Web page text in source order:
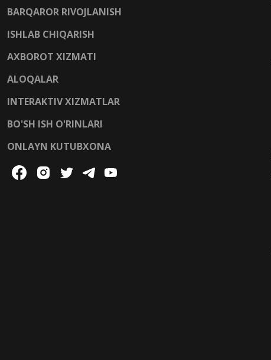
BARQAROR RIVOJLANISH
ISHLAB CHIQARISH
AXBOROT XIZMATI
ALOQALAR
INTERAKTIV XIZMATLAR
BO'SH ISH O'RINLARI
ONLAYN KUTUBXONA